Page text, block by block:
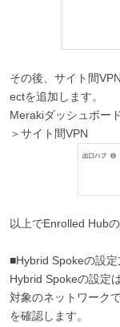
その後、サイト間
ectを追加します。
Merakiダッシュボー
＞サイト間VPN
以上でEnrolled Hub
■Hybrid Spokeの設定
Hybrid Spokeの設定
対象のネットワーク
を確認します。